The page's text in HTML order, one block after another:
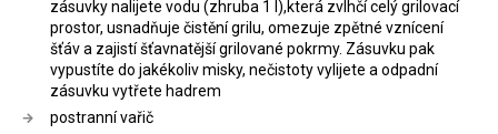
zásuvky nalijete vodu (zhruba 1 l),která zvlhčí celý grilovací
prostor, usnadňuje čistění grilu, omezuje zpětné vznícení
šťáv a zajistí šťavnatější grilované pokrmy. Zásuvku pak
vypustíte do jakékoliv misky, nečistoty vylijete a odpadní
zásuvku vytřete hadrem
postranní vařič